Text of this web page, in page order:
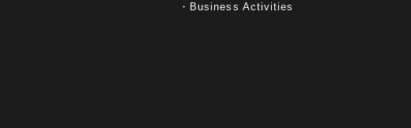
Business Activities